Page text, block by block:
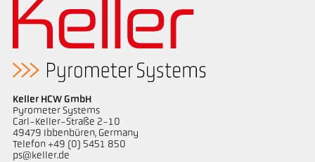
Keller HCW GmbH
Pyrometer Systems
Carl-Keller-Straße 2-10
49479 Ibbenbüren, Germany
Telefon +49 (0) 5451 850
ps@keller.de